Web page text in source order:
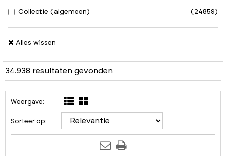
Collectie (algemeen) (24859)
Alles wissen
34.938 resultaten gevonden
Weergave:
Sorteer op: